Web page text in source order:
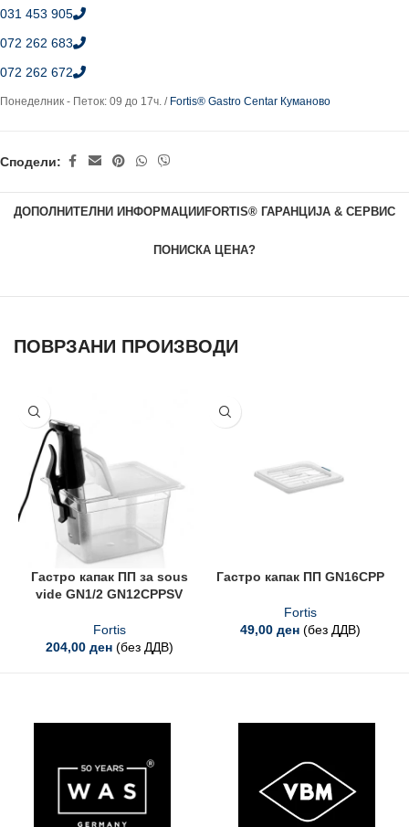
031 453 905
072 262 683
072 262 672
Понеделник - Петок: 09 до 17ч. / Fortis® Gastro Centar Куманово
Сподели:
ДОПОЛНИТЕЛНИ ИНФОРМАЦИИFORTIS® ГАРАНЦИЈА & СЕРВИС
ПОНИСКА ЦЕНА?
ПОВРЗАНИ ПРОИЗВОДИ
Гастро капак ПП за sous
vide GN1/2 GN12CPPSV
Fortis
204,00 ден (без ДДВ)
Гастро капак ПП GN16CPP
Fortis
49,00 ден (без ДДВ)